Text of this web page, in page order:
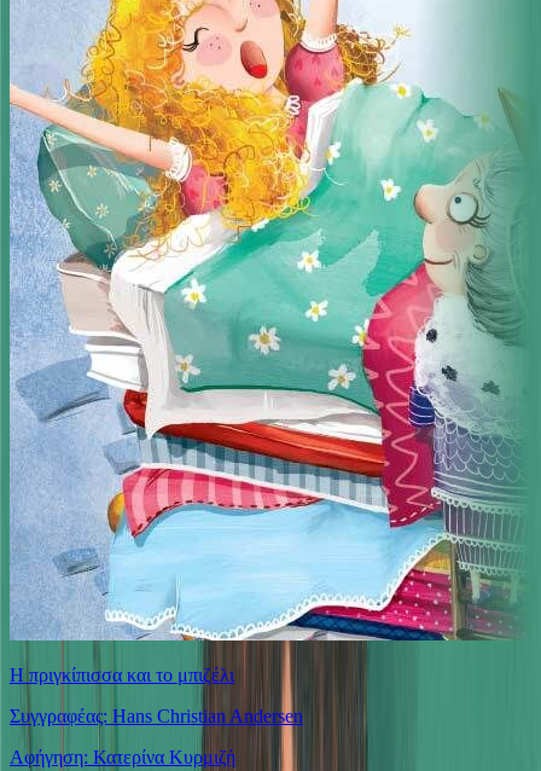
Η πριγκίπισσα και το μπιζέλι
Συγγραφέας: Hans Christian Andersen
Αφήγηση: Κατερίνα Κυρμιζή